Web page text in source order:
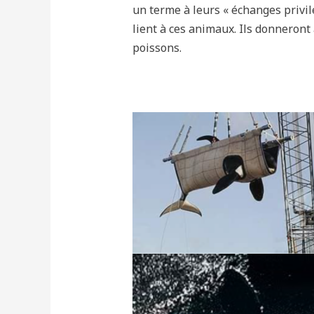
un terme à leurs « échanges
lient à ces animaux. Ils
poissons.